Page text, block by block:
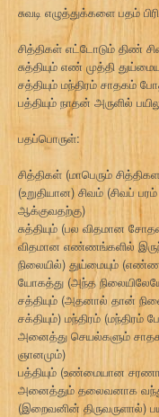
சுவடி எழுத்துக்களை பதம்
சித்திகள் எட்டோடும் திண்
சுத்தியும் எண் முத்தி
சத்தியும் மந்திரம் சாதகம்
பத்தியும் நாதன் அருளில்
பதப்பொருள்:
சித்திகள் (மாபெரும்
(உறுதியான) சிவம் (சிவப்
ஆக்குவதற்கு)
சுத்தியும் (பல விதமான
விதமான எண்ணங்களில்
நிலையில்) துய்மையும்
யோகத்து (அந்த
சத்தியும் (அதனால் தான்
சக்தியும்) மந்திரம்
அனைத்து செயல்களும்
ஞானமும்)
பத்தியும் (உண்மையான
அனைத்தும் தலைவனாக வந்து
(இறைவனின் திருவருளால்)